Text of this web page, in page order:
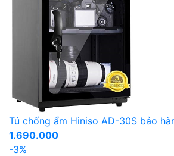
Tủ chống ẩm Hiniso AD-30S bảo
1.690.000
-3%